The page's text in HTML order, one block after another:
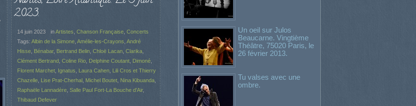
2023.
14 juin 2023 inArtistes Chanson Française, Concerts
Tags: Albin de la Simone, Amélie-les-Crayons André
Hisse, Bénabar, Bertrand Belin, Chloë Lacan, Clarika,
Clément Bertrand, Coline Rio, Delphine Coutant, Dimoné,
Florent Marchet, Ignatus Laura Cahen, Lili Cros et Thierry
Chazelle, Lise Prat-Cherhal, Michel Boutet, Nina Kibuanda,
Raphaële Lannadère, Salle Paul Fort-La Bouche d'Air,
Thibaud Defever
Un oeil sur Julos
Beaucarne. Vingtième
Théâtre, 75020 Paris, le
26 février 2013.
Tu valses avec une
ombre.